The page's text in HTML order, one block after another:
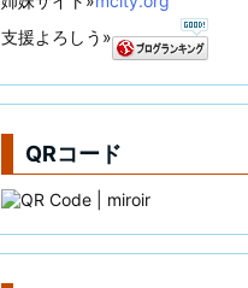
支援よろしう»
QRコード